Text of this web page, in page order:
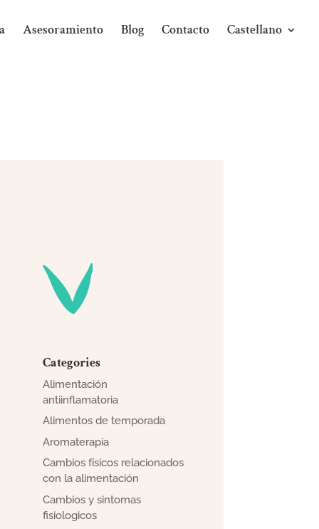
Asesoramiento Blog Contacto Castellano
Categories
Alimentación
antiinflamatoria
Alimentos de temporada
Aromaterapia
Cambios físicos relacionados
con la alimentación
Cambios y sintomas
fisiologicos